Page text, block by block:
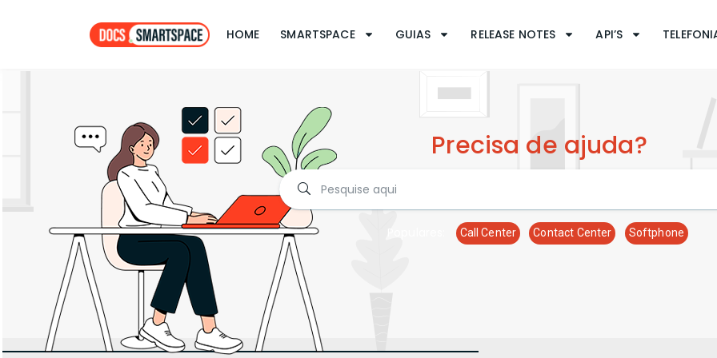
HOME SMARTSPACE GUIAS RELEASE NOTES API’S
Precisa de ajuda?
Call Center Contact Center Softphone